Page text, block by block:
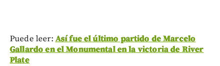
Puede leer: Así fue el último partido de Marcelo
Gallardo en el Monumental en la victoria de River
Plate